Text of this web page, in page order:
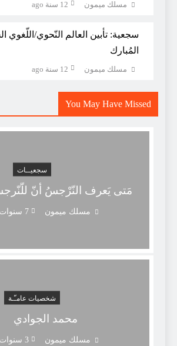
مسلك ميمون 12 سنة ago
سجعية: تأبين العالم النّحوي/اللّغوي
المُبارك
مسلك ميمون 12 سنة ago
You May Have Missed
سجعيــات
مَتى يَعرف النّرْجسُ أنّ
مسلك ميمون 7 سنوات ago
شخصيات عامـّـة
محمد الجوادي
مسلك ميمون 3 سنوات ago